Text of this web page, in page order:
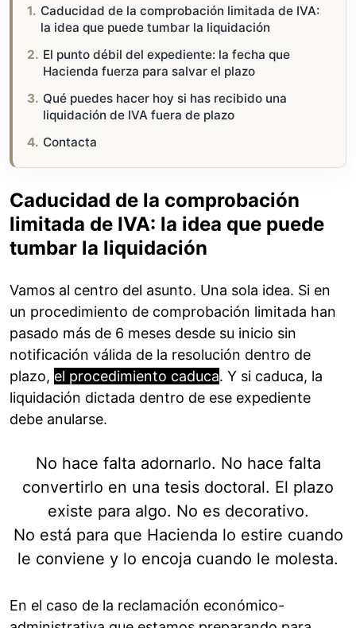
Caducidad de la comprobación limitada de IVA:
la idea que puede tumbar la liquidación
El punto débil del expediente: la fecha que
Hacienda fuerza para salvar el plazo
Qué puedes hacer hoy si has recibido una
liquidación de IVA fuera de plazo
Contacta
Caducidad de la comprobación
limitada de IVA: la idea que puede
tumbar la liquidación
Vamos al centro del asunto. Una sola idea. Si en
un procedimiento de comprobación limitada han
pasado más de 6 meses desde su inicio sin
notificación válida de la resolución dentro de
plazo, el procedimiento caduca. Y si caduca, la
liquidación dictada dentro de ese expediente
debe anularse.
No hace falta adornarlo. No hace falta
convertirlo en una tesis doctoral. El plazo
existe para algo. No es decorativo.
No está para que Hacienda lo estire cuando
le conviene y lo encoja cuando le molesta.
En el caso de la reclamación económico-